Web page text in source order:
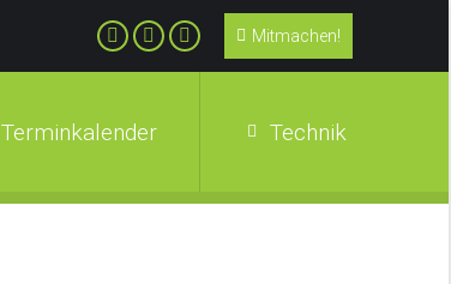
Mitmachen!
Terminkalender Technik